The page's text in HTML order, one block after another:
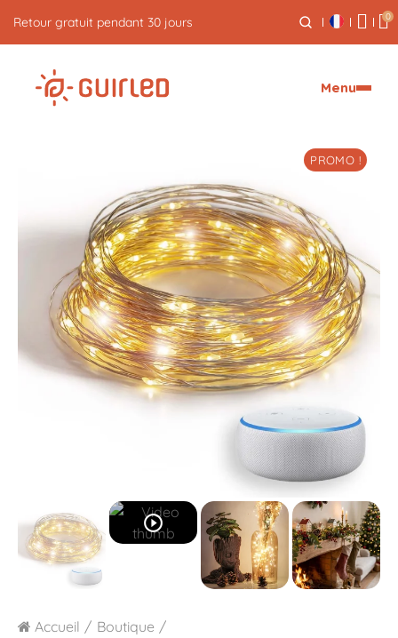
Livraison express offerte dès 59€
0
Menu
PROMO !
play_circle_outline
Accueil
Boutique